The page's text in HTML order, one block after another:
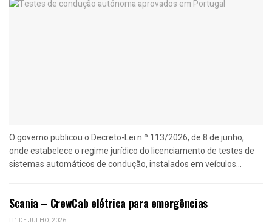
O governo publicou o Decreto-Lei n.º 113/2026, de 8 de junho,
onde estabelece o regime jurídico do licenciamento de testes de
sistemas automáticos de condução, instalados em veículos...
Scania – CrewCab elétrica para emergências
1 DE JULHO, 2026